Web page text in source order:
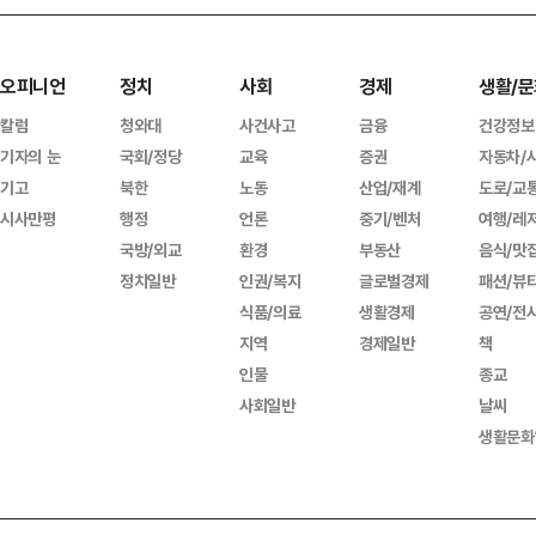
오피니언
칼럼
기자의 눈
기고
시사만평
정치
청와대
국회/정당
북한
행정
국방/외교
정치일반
사회
사건사고
교육
노동
언론
환경
인권/복지
식품/의료
지역
인물
사회일반
경제
금융
증권
산업/재계
중기/벤처
부동산
글로벌경제
생활경제
경제일반
생활/
건강정보
자동차/
도로/교
여행/레
음식/맛
패션/뷰
공연/전
책
종교
날씨
생활문